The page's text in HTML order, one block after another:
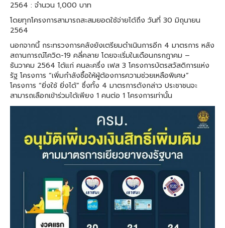
2564 : จำนวน 1,000 บาท
โดยทุกโครงการสามารถสะสมยอดใช้จ่ายได้ถึง วันที่ 30 มิถุนายน
2564
นอกจากนี้ กระทรวงการคลังยังเตรียมดำเนินการอีก 4 มาตรการ หลัง
สถานการณ์โควิด-19 คลี่คลาย โดยจะเริ่มในเดือนกรกฎาคม –
ธันวาคม 2564 ได้แก่ คนละครึ่ง เฟส 3 โครงการบัตรสวัสดิการแห่ง
รัฐ โครงการ “เพิ่มกำลังซื้อให้ผู้ต้องการความช่วยเหลือพิเศษ”
โครงการ “ยิ่งใช้ ยิ่งได้” ซึ่งทั้ง 4 มาตรการดังกล่าว ประชาชนจะ
สามารถเลือกเข้าร่วมได้เพียง 1 คนต่อ 1 โครงการเท่านั้น